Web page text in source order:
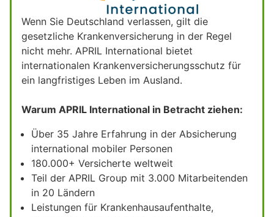
Wenn Sie Deutschland verlassen, gilt die
gesetzliche Krankenversicherung in der Regel
nicht mehr. APRIL International bietet
internationalen Krankenversicherungsschutz für
ein langfristiges Leben im Ausland.
Warum APRIL International in Betracht ziehen:
Über 35 Jahre Erfahrung in der Absicherung
international mobiler Personen
180.000+ Versicherte weltweit
Teil der APRIL Group mit 3.000 Mitarbeitenden
in 20 Ländern
Leistungen für Krankenhausaufenthalte,